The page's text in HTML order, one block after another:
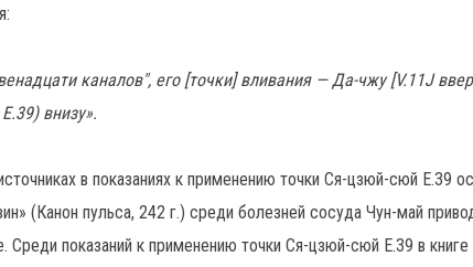
каналов", его [точки] вливания — Да-чжу [V.11J
внизу».
в показаниях к применению точки Ся-цзюй-сюй Е.39
(Канон пульса, 242 г.) среди болезней сосуда Чун-май
Среди показаний к применению точки Ся-цзюй-сюй Е.39 в